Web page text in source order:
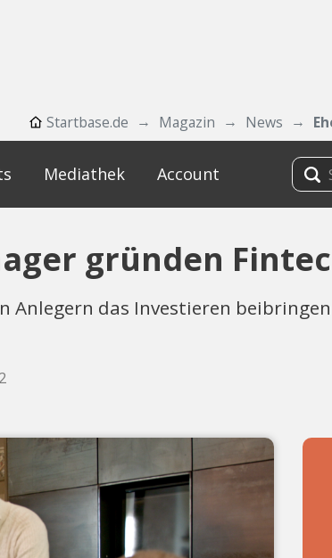
Startbase.de Magazin News
Mediathek Account
gründen
das Investieren